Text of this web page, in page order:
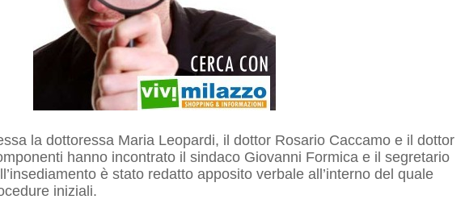
la dottoressa Maria Leopardi, il dottor Rosario Caccamo e il dottor
hanno incontrato il sindaco Giovanni Formica e il segretario
è stato redatto apposito verbale all’interno del quale
iniziali.